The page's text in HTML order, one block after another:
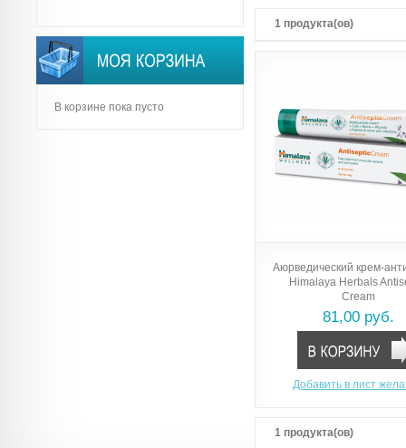
1 продукта(ов)
Аюрведический крем-
Himalaya Herbals
Cream
81,00 руб.
Добавить в лист
1 продукта(ов)
В корзине пока пусто